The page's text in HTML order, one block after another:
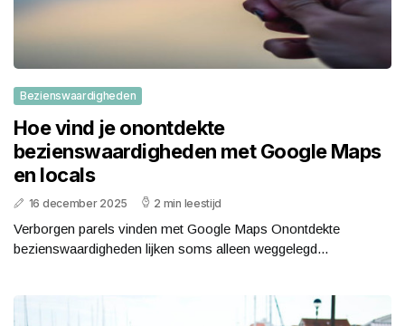
Bezienswaardigheden
Hoe vind je onontdekte
bezienswaardigheden met Google Maps
en locals
16 december 2025 2 min leestijd
Verborgen parels vinden met Google Maps Onontdekte
bezienswaardigheden lijken soms alleen weggelegd...